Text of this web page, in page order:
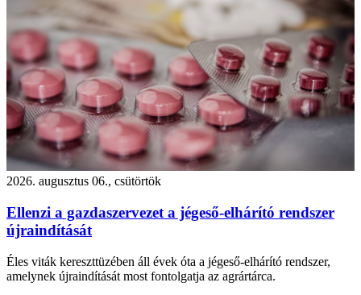
2026. augusztus 06., csütörtök
Ellenzi a gazdaszervezet a jégeső-elhárító rendszer
újraindítását
Éles viták kereszttüzében áll évek óta a jégeső-elhárító rendszer,
amelynek újraindítását most fontolgatja az agrártárca.